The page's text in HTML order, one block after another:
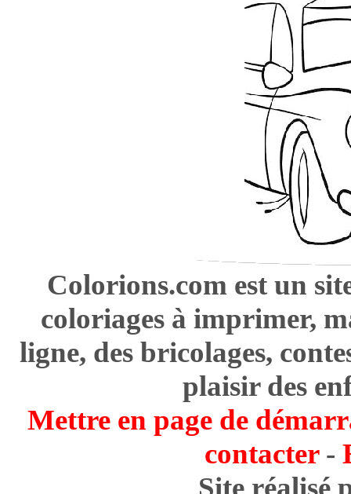
Colorions.com est un
coloriages à imprimer,
ligne, des bricolages,
plaisir des
Mettre en page de
contacter-
Site réalisé